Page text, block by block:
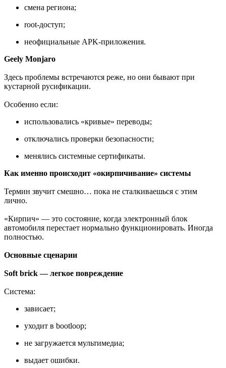
смена региона;
root-доступ;
неофициальные APK-приложения.
Geely Monjaro
Здесь проблемы встречаются реже, но они бывают при
кустарной русификации.
Особенно если:
использовались «кривые» переводы;
отключались проверки безопасности;
менялись системные сертификаты.
Как именно происходит «окирпичивание» системы
Термин звучит смешно… пока не сталкиваешься с этим
лично.
«Кирпич» — это состояние, когда электронный блок
автомобиля перестает нормально функционировать. Иногда
полностью.
Основные сценарии
Soft brick — легкое повреждение
Система:
зависает;
уходит в bootloop;
не загружается мультимедиа;
выдает ошибки.